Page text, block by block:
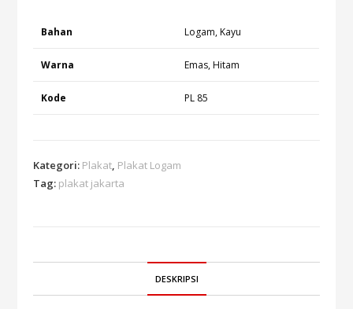
Bahan Logam, Kayu
Warna Emas, Hitam
Kode PL 85
Kategori: Plakat Plakat Logam
Tag: plakat jakarta
DESKRIPSI